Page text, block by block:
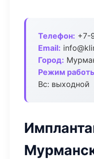
Телефон: +7-
Email:
Город:
Режим
Вс: выходной